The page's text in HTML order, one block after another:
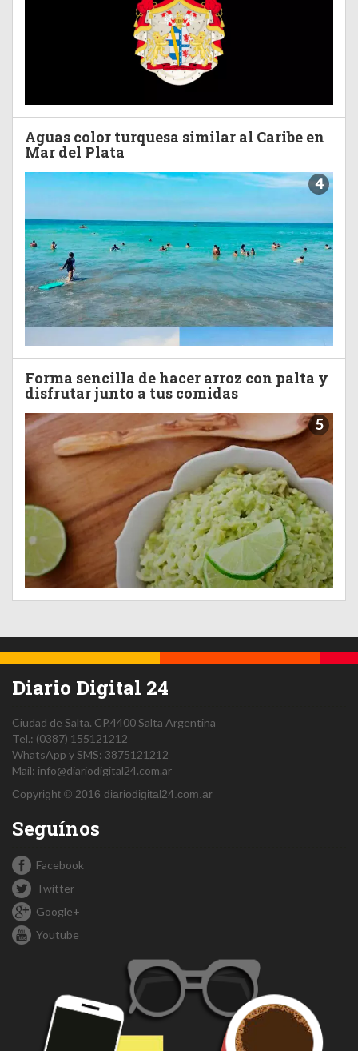
Aguas color turquesa similar al Caribe en
Mar del Plata
4
Forma sencilla de hacer arroz con palta y
disfrutar junto a tus comidas
5
Diario Digital 24
Ciudad de Salta. CP.4400Salta Argentina
Tel.: (0387) 155121212
WhatsApp y SMS: 3875121212
Mail: info@diariodigital24.com.ar
Copyright © 2016 diariodigital24.com.ar
Seguínos
Facebook
Twitter
Google+
Youtube